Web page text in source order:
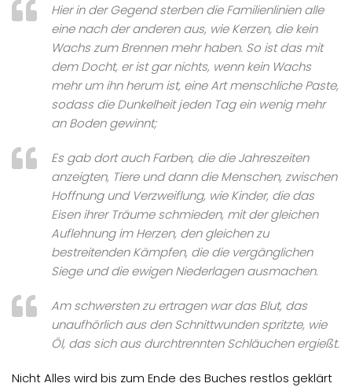
Hier in der Gegend sterben die Familienlinien alle
eine nach der anderen aus, wie Kerzen, die kein
Wachs zum Brennen mehr haben. So ist das mit
dem Docht, er ist gar nichts, wenn kein Wachs
mehr um ihn herum ist, eine Art menschliche Paste,
sodass die Dunkelheit jeden Tag ein wenig mehr
an Boden gewinnt;
Es gab dort auch Farben, die die Jahreszeiten
anzeigten, Tiere und dann die Menschen, zwischen
Hoffnung und Verzweiflung, wie Kinder, die das
Eisen ihrer Träume schmieden, mit der gleichen
Auflehnung im Herzen, den gleichen zu
bestreitenden Kämpfen, die die vergänglichen
Siege und die ewigen Niederlagen ausmachen.
Am schwersten zu ertragen war das Blut, das
unaufhörlich aus den Schnittwunden spritzte, wie
Öl, das sich aus durchtrennten Schläuchen ergießt.
Nicht Alles wird bis zum Ende des Buches restlos geklärt